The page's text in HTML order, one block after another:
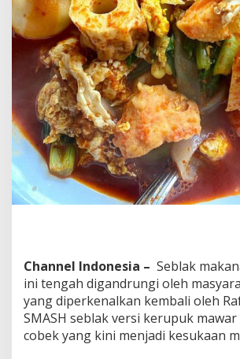
e
b
l
a
k
Y
a
n
g
A
s
l
i
Channel Indonesia – Seblak
ini tengah digandrungi oleh
yang diperkenalkan kembali oleh
SMASH seblak versi kerupuk
cobek yang kini menjadi kesukaan